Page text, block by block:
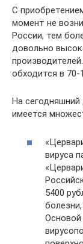
С
момент не
России, тем
довольно
обходится в 70-
На сегодняшний
имеется
вируса
5400